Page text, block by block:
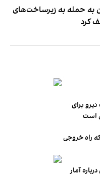
به حمله به زیرساخت‌های
کرد
برای
است
راه خروجی
آمار